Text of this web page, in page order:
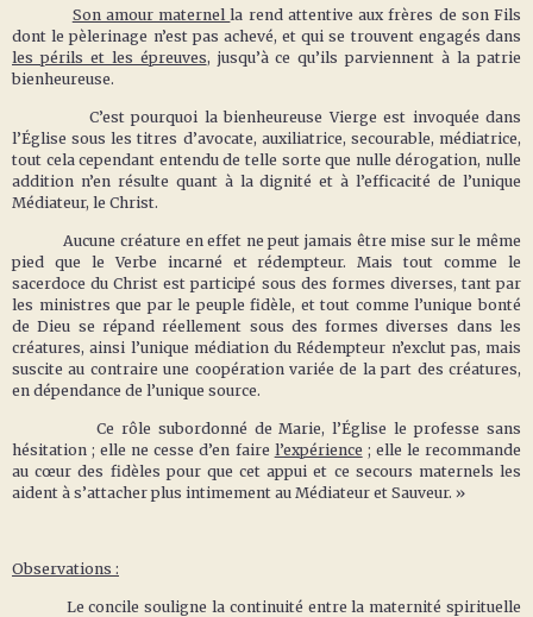
Son amour maternella rend attentive aux frères de son Fils
dont le pèlerinage n’est pas achevé, et qui se trouvent engagés dans
les périls et les épreuves, jusqu’à ce qu’ils parviennent à la patrie
bienheureuse.
C’est pourquoi la bienheureuse Vierge est invoquée dans
l’Église sous les titres d’avocate, auxiliatrice, secourable, médiatrice,
tout cela cependant entendu de telle sorte que nulle dérogation, nulle
addition n’en résulte quant à la dignité et à l’efficacité de l’unique
Médiateur, le Christ.
Aucune créature en effet ne peut jamais être mise sur le même
pied que le Verbe incarné et rédempteur. Mais tout comme le
sacerdoce du Christ est participé sous des formes diverses, tant par
les ministres que par le peuple fidèle, et tout comme l’unique bonté
de Dieu se répand réellement sous des formes diverses dans les
créatures, ainsi l’unique médiation du Rédempteur n’exclut pas, mais
suscite au contraire une coopération variée de la part des créatures,
en dépendance de l’unique source.
Ce rôle subordonné de Marie, l’Église le professe sans
hésitation ; elle ne cesse d’en faire l’expérience ; elle le recommande
au cœur des fidèles pour que cet appui et ce secours maternels les
aident à s’attacher plus intimement au Médiateur et Sauveur. »
Observations :
Le concile souligne la continuité entre la maternité spirituelle